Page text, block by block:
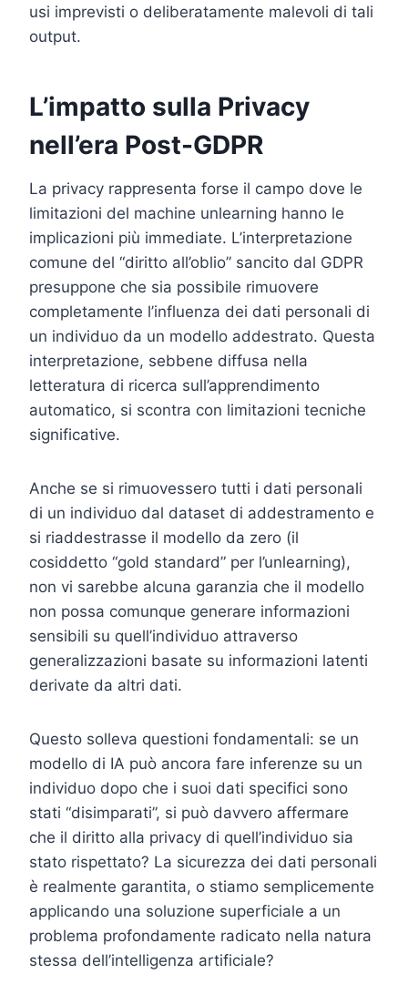
usi imprevisti o deliberatamente malevoli di tali
output.
L’impatto sulla Privacy
nell’era Post-GDPR
La privacy rappresenta forse il campo dove le
limitazioni del machine unlearning hanno le
implicazioni più immediate. L’interpretazione
comune del “diritto all’oblio” sancito dal GDPR
presuppone che sia possibile rimuovere
completamente l’influenza dei dati personali di
un individuo da un modello addestrato. Questa
interpretazione, sebbene diffusa nella
letteratura di ricerca sull’apprendimento
automatico, si scontra con limitazioni tecniche
significative.
Anche se si rimuovessero tutti i dati personali
di un individuo dal dataset di addestramento e
si riaddestrasse il modello da zero (il
cosiddetto “gold standard” per l’unlearning),
non vi sarebbe alcuna garanzia che il modello
non possa comunque generare informazioni
sensibili su quell’individuo attraverso
generalizzazioni basate su informazioni latenti
derivate da altri dati.
Questo solleva questioni fondamentali: se un
modello di IA può ancora fare inferenze su un
individuo dopo che i suoi dati specifici sono
stati “disimparati”, si può davvero affermare
che il diritto alla privacy di quell’individuo sia
stato rispettato? La sicurezza dei dati personali
è realmente garantita, o stiamo semplicemente
applicando una soluzione superficiale a un
problema profondamente radicato nella natura
stessa dell’intelligenza artificiale?